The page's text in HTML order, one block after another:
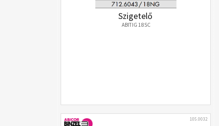
Szigetelő
ABITIG 18SC
105.0032